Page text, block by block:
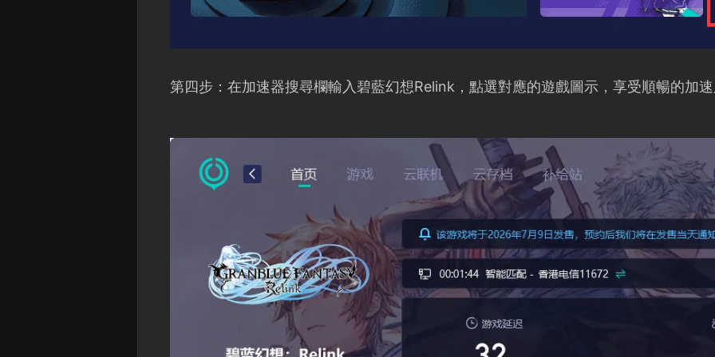
第四步：在加速器搜尋欄輸入碧藍幻想Relink，點選對應的遊戲圖示，享受順暢的加